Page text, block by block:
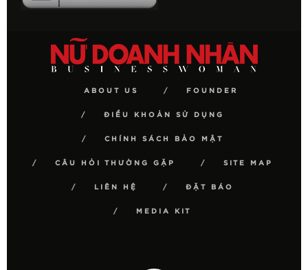
ABOUT US FOUNDER
ĐIỀU KHOẢN SỬ DỤNG
CHÍNH SÁCH BẢO MẬT
CÂU HỎI THƯỜNG GẶP SITE MAP
LIÊN HỆ ĐẶT BÁO
MEDIA KIT